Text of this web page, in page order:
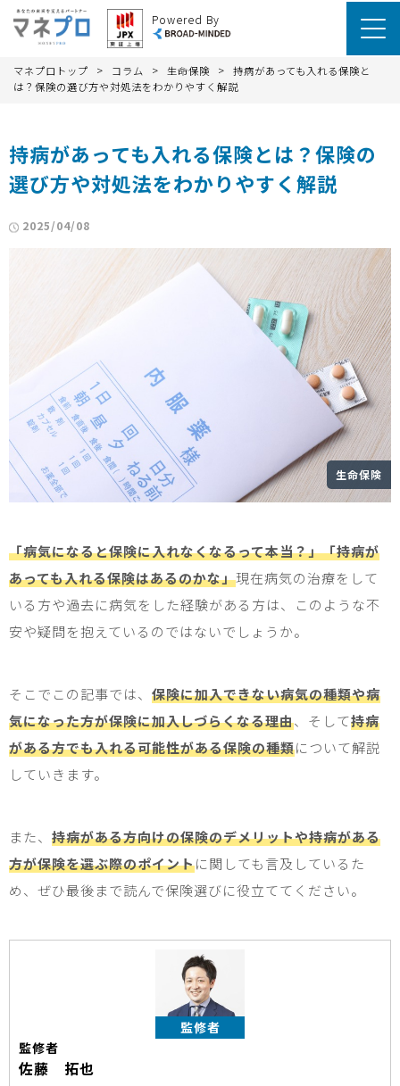
Powered By
マネプロトップ > コラム > 生命保険 >
持病があっても入れる保険と
は？保険の選び方や対処法をわかりやすく解説
持病があっても入れる保険とは？保険の
選び方や対処法をわかりやすく解説
2025/04/08
生命保険
「病気になると保険に入れなくなるって本当？」「持病が
あっても入れる保険はあるのかな」現在病気の治療をして
いる方や過去に病気をした経験がある方は、このような不
安や疑問を抱えているのではないでしょうか。
そこでこの記事では、 保険に加入できない病気の種類や病
気になった方が保険に加入しづらくなる理由、そして持病
がある方でも入れる可能性がある保険の種類について解説
していきます。
また、 持病がある方向けの保険のデメリットや持病がある
方が保険を選ぶ際のポイントに関しても言及しているた
め、ぜひ最後まで読んで保険選びに役立ててください。
監修者
監修者
佐藤 拓也